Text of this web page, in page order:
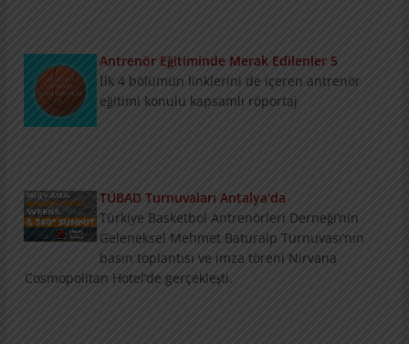
Antrenör Eğitiminde Merak Edilenler 5
İlk 4 bölümün linklerini de içeren antrenör
eğitimi konulu kapsamlı röportaj
TÜBAD Turnuvaları Antalya'da
Türkiye Basketbol Antrenörleri Derneği’nin Geleneksel
Mehmet Baturalp Turnuvası’nın basın toplantısı ve imza
töreni Nirvana Cosmopolitan Hotel’de gerçekleşti.